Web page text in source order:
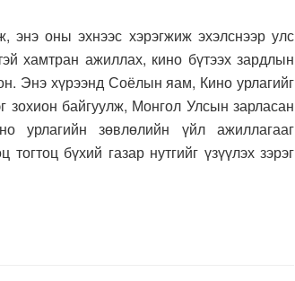
энэ оны эхнээс хэрэгжиж эхэлснээр улс
хамтран ажиллах, кино бүтээх зардлын
Энэ хүрээнд Соёлын яам, Кино урлагийг
зохион байгуулж, Монгол Улсын зарласан
урлагийн зөвлөлийн үйл ажиллагааг
бүхий газар нутгийг үзүүлэх зэрэг